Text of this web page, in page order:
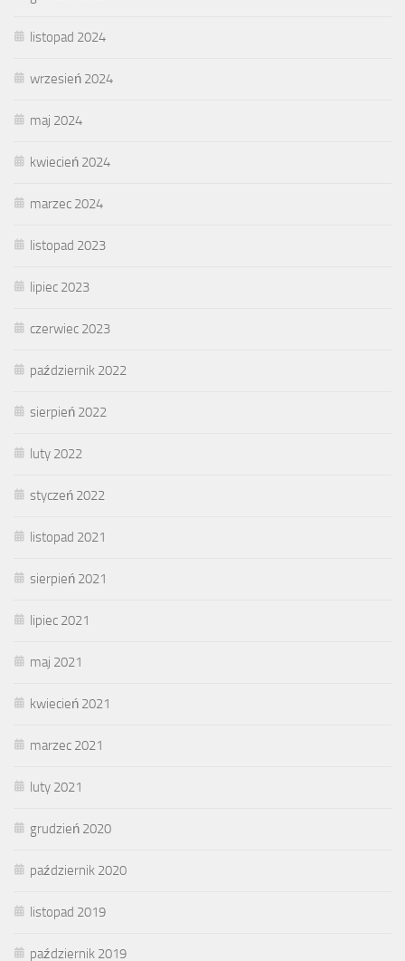
listopad 2024
wrzesień 2024
maj 2024
kwiecień 2024
marzec 2024
listopad 2023
lipiec 2023
czerwiec 2023
październik 2022
sierpień 2022
luty 2022
styczeń 2022
listopad 2021
sierpień 2021
lipiec 2021
maj 2021
kwiecień 2021
marzec 2021
luty 2021
grudzień 2020
październik 2020
listopad 2019
październik 2019